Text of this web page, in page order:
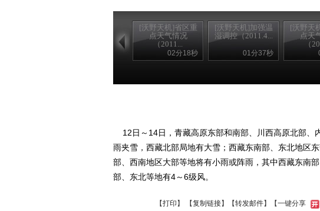
[沃野天机]省区重
点天气情况
（2011...
02分18秒
[沃野天机]加强温
湿调控（2011.4...
01分37秒
[沃野天
点天
（
12日～14日，青藏高原东部和南部、川西高原北部、
雨夹雪，西藏北部局地有大雪；西藏东南部、东北地区
部、西南地区大部等地将有小雨或阵雨，其中西藏东南
部、东北等地有4～6级风。
【打印 】 【复制链接】【转发邮件】 【一键分享